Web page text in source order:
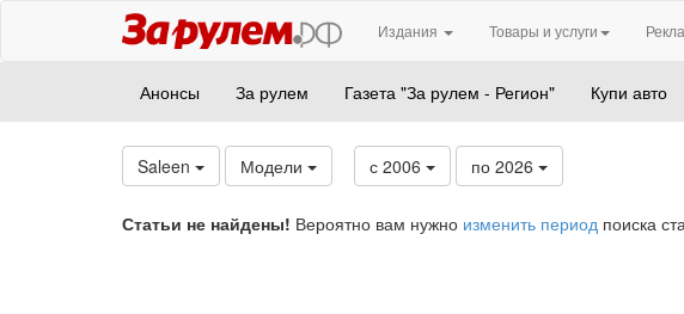
Издания Товары и услуги
Анонсы За рулем Газета "За рулем - Регион" Купи авто
Saleen Модели с 2006 по 2026
Статьи не найдены! Вероятно вам нужно изменить период поиска